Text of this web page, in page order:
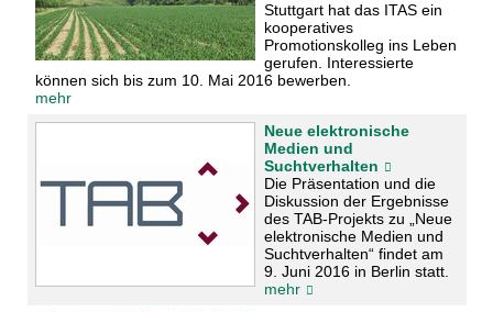
Stuttgart hat das ITAS ein
kooperatives
Promotionskolleg ins Leben
gerufen. Interessierte
können sich bis zum 10. Mai 2016 bewerben.
mehr
Neue elektronische
Medien und
Suchtverhalten
Die Präsentation und die
Diskussion der Ergebnisse
des TAB-Projekts zu „Neue
elektronische Medien und
Suchtverhalten“ findet am
9. Juni 2016 in Berlin statt.
mehr